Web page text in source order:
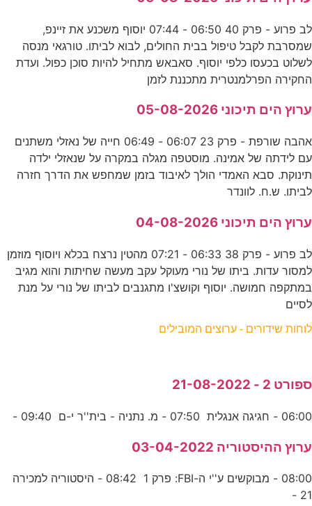
לב פרוע - פרק 40 06:50 - 07:44 יוסוף משכנע את זיינפ,
שמסרבת לקבל טיפול בבית החולים, לבוא לביתו. טורגאי מנסה
לשלוט בכעסו כלפי יוסוף. סאבאש מתחיל להיות סוכן כפול. ועדת
החקירה הפרלמנטרית מתכננת לזמן
ערוץ הים תיכוני 05-08-2026
אהבה שורפת - פרק 23 06:07 - 06:49 חייה של נאזלי משתנים
עם לידתה של אמינה. מוסטפה מגלה במקרה על שנאזלי ילדה
תינוקת. סבא האמדי הולך לאיבוד בזמן שמחפש את הדרך חזרה
לביתו. ש.ח. לוונדר
ערוץ הים תיכוני 04-08-2026
לב פרוע - פרק 38 06:33 - 07:21 מהטין נרצח בכלא ויוסוף מוזמן
למסור עדות. ביתו של נורי מעוקל עקב מעשה שחיתות והוא מגיב
במתקפה חמושה. יוסוף וקושצ'ו מתגנבים לביתו של נורי על מנת
לסיים
לוחות שידורים - ערוצים המובילים
ספורט 2 - 21-08-2022
06:00 - חגיגה אנגלית 07:50 - מ. נתניה - בית''ר י-ם 09:40 -
ערוץ ההיסטוריה 03-04-2022
08:00 - מבוקשים ע''י ה-FBI: פרק 1 08:42 - היסטוריה למכירה
21 -